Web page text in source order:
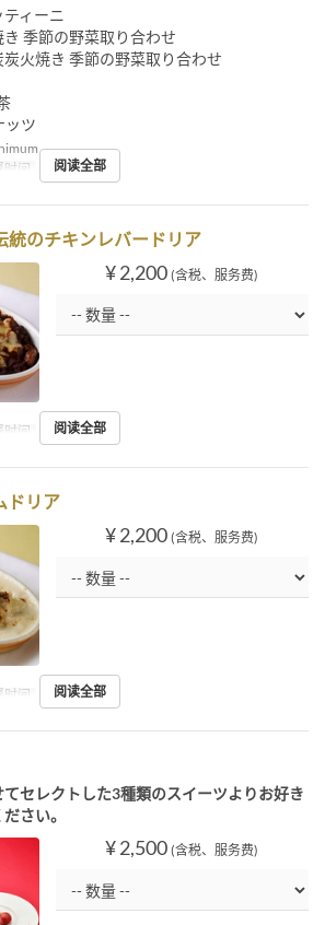
ィーニ
季節の野菜取り合わせ
炭火焼き 季節の野菜取り合わせ
ッツ
时间 午餐阅读全部
統のチキンレバードリア
¥ 2,200 (含税、服务费)
时间 午餐, 下午茶
阅读全部
ドリア
¥ 2,200 (含税、服务费)
时间 午餐, 下午茶
阅读全部
セレクトした3種類のスイーツよりお好き
さい。
¥ 2,500 (含税、服务费)